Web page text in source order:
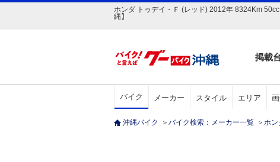
ホンダ トゥデイ・Ｆ (レッド) 2012年 8324Km
縄】
掲載
バイク メーカー スタイル エリア
沖縄バイク ＞ バイク検索：メーカー一覧 ＞ ホン